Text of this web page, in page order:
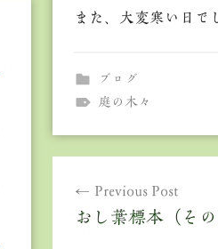
また、大変寒い日で
ブログ
庭の木々
Previous Post
おし葉標本（その